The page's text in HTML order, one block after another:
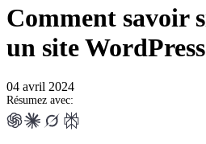
Comment savoir
un site
04 avril 2024
Résumez avec: